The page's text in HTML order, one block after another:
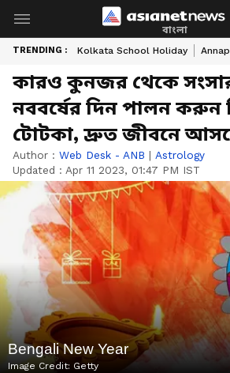
বাংলা
TRENDING : Kolkata School Holiday
কারও কুনজর থেকে
নববর্ষের দিন পালন করুন
টোটকা, দ্রুত জীবনে
Author : Web Desk - ANB | Astrology
Updated : Apr 11 2023, 01:47 PM IST
Bengali New Year
Image Credit: Getty